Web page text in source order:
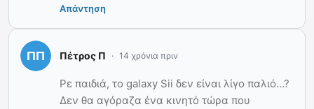
Απάντηση
Πέτρος Π 14 χρόνια πριν
Ρε παιδιά, το galaxy Sii δεν είναι λίγο παλιό…?
Δεν θα αγόραζα ένα κινητό τώρα που